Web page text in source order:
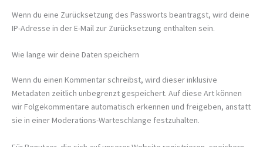
Wenn du eine Zurücksetzung des Passworts beantragst, wird deine
IP-Adresse in der E-Mail zur Zurücksetzung enthalten sein.
Wie lange wir deine Daten speichern
Wenn du einen Kommentar schreibst, wird dieser inklusive
Metadaten zeitlich unbegrenzt gespeichert. Auf diese Art können
wir Folgekommentare automatisch erkennen und freigeben, anstatt
sie in einer Moderations-Warteschlange festzuhalten.